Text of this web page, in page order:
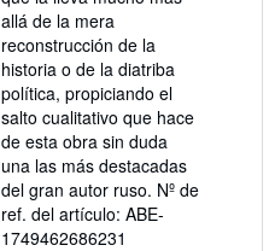
allá de la mera
reconstrucción de la
historia o de la diatriba
política, propiciando el
salto cualitativo que hace
de esta obra sin duda
una las más destacadas
del gran autor ruso. Nº de
ref. del artículo: ABE-
1749462686231